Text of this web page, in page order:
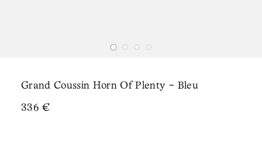
Grand Coussin Horn Of Plenty - Bleu
336€